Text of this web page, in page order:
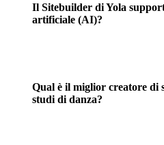
Il Sitebuilder di Yola
artificiale (AI)?
Qual è il miglior creatore di
studi di danza?